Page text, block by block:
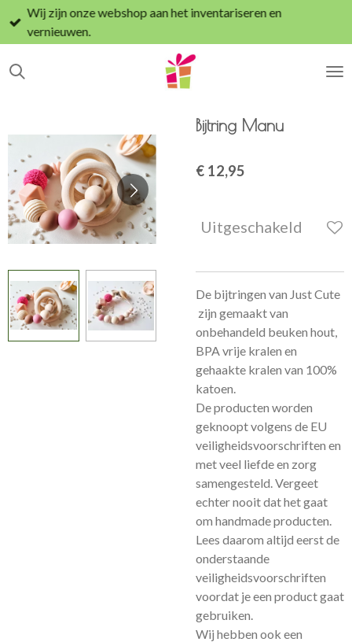
Ga
direct
de
Wij zijn onze webshop aan het inventariseren en
vernieuwen.
Bijtring Manu
€ 12,95
Uitgeschakeld
De bijtringen van Just Cute
zijn gemaakt van
onbehandeld beuken hout,
BPA vrije kralen en
gehaakte kralen van 100%
katoen.
De producten worden
geknoopt volgens de EU
veiligheidsvoorschriften en
met veel liefde en zorg
samengesteld. Vergeet
echter nooit dat het gaat
om handmade producten.
Lees daarom altijd eerst de
onderstaande
veiligheidsvoorschriften
voordat je een product gaat
gebruiken.
Wij hebben ook een